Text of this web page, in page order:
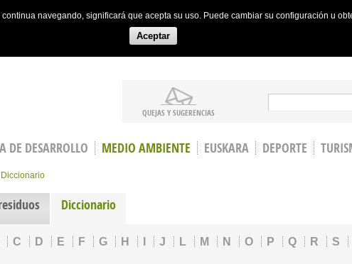
navegando, significará que acepta su uso. Puede cambiar su configuración u
Aceptar
QUEJAS Y SUGERENCIAS
Search form
DE DESARROLLO MEDIO AMBIENTE EUSKARA DEPORTE
Diccionario
Diccionario
C D E F G H J L M N O P Q R S